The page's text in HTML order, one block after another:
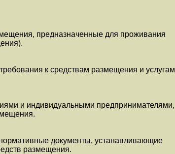
предназначенные для проживания
к средствам размещения и услугам
и индивидуальными предпринимателями,
документы, устанавливающие
размещения.